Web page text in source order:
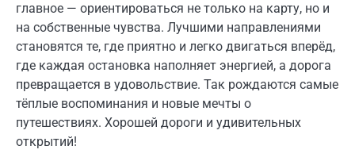
главное — ориентироваться не только на карту, но и
на собственные чувства. Лучшими направлениями
становятся те, где приятно и легко двигаться вперёд,
где каждая остановка наполняет энергией, а дорога
превращается в удовольствие. Так рождаются самые
тёплые воспоминания и новые мечты о
путешествиях. Хорошей дороги и удивительных
открытий!